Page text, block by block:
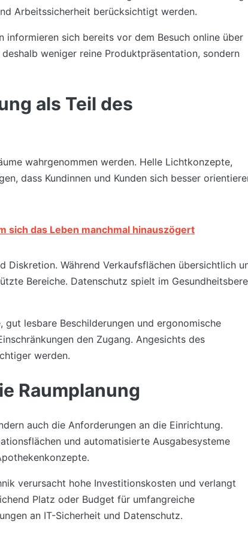
Arbeitssicherheit berücksichtigt werden.
informieren sich bereits vor dem Besuch online über
weniger reine Produktpräsentation, sondern
als Teil des
wahrgenommen werden. Helle Lichtkonzepte,
dass Kundinnen und Kunden sich besser
sich das Leben manchmal hinauszögert
Diskretion. Während Verkaufsflächen übersichtlich
Bereiche. Datenschutz spielt im
lesbare Beschilderungen und ergonomische
den Zugang. Angesichts des
werden.
Raumplanung
auch die Anforderungen an die Einrichtung.
und automatisierte Ausgabesysteme
verursacht hohe Investitionskosten und verlangt
Platz oder Budget für umfangreiche
an IT-Sicherheit und Datenschutz.